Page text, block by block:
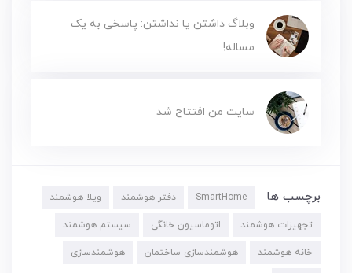
وبلاگ‌ داشتن یا نداشتن: پاسخی به یک
مساله!
سایت من افتتاح شد
برچسب ها SmartHome دفتر هوشمند ویلا هوشمند
تجهیزات هوشمند اتوماسیون خانگی سیستم هوشمند
خانه هوشمند هوشمندسازی ساختمان هوشمندسازی